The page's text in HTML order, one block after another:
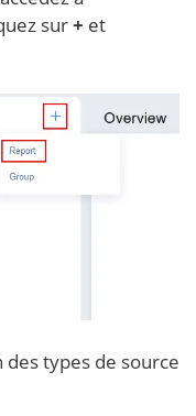
sur+ et
des types de source